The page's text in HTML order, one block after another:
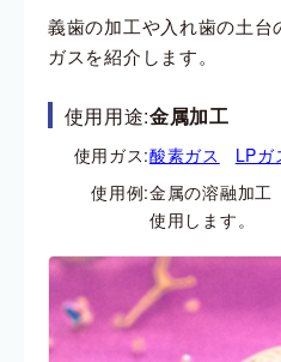
義歯の加工や入れ歯の土台
ガスを紹介します。
使用用途:金属加工
使用ガス:酸素ガス LPガ
使用例:金属の溶融加工
使用します。